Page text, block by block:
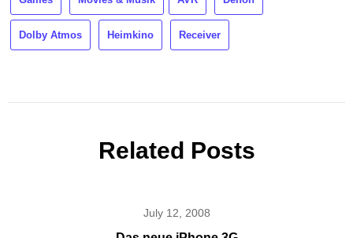
Dolby Atmos Heimkino Receiver
Related Posts
July 12, 2008